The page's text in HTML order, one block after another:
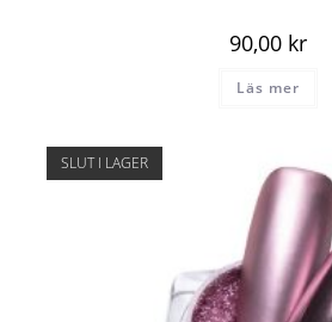
90,00 kr
Läs mer
SLUT I LAGER